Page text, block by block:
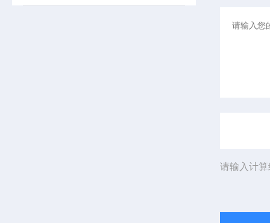
请输入计